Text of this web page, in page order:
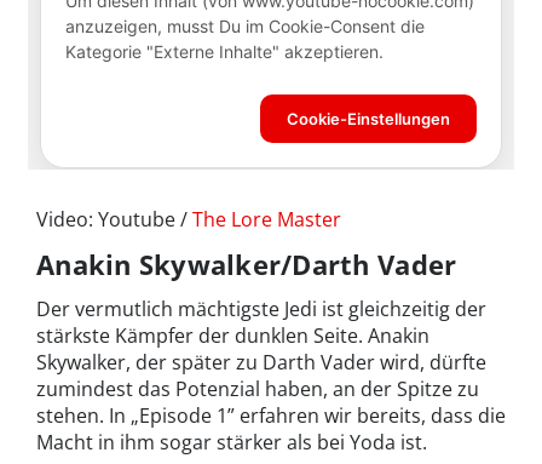
Video: Youtube /The Lore Master
Anakin Skywalker/Darth Vader
Der vermutlich mächtigste Jedi ist gleichzeitig der
stärkste Kämpfer der dunklen Seite. Anakin
Skywalker, der später zu Darth Vader wird, dürfte
zumindest das Potenzial haben, an der Spitze zu
stehen. In „Episode 1” erfahren wir bereits, dass die
Macht in ihm sogar stärker als bei Yoda ist.